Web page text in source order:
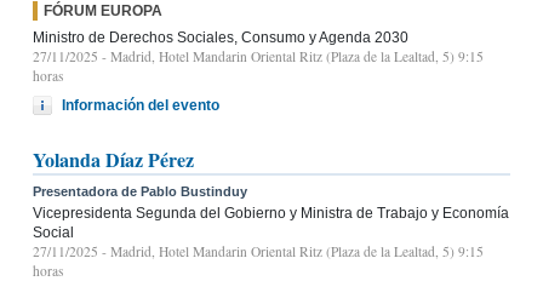
FÓRUM EUROPA
Ministro de Derechos Sociales, Consumo y Agenda 2030
27/11/2025 - Madrid, Hotel Mandarin Oriental Ritz (Plaza de la Lealtad, 5) 9:15
horas
Información del evento
Yolanda Díaz Pérez
Presentadora de Pablo Bustinduy
Vicepresidenta Segunda del Gobierno y Ministra de Trabajo y Economía
Social
27/11/2025 - Madrid, Hotel Mandarin Oriental Ritz (Plaza de la Lealtad, 5) 9:15
horas